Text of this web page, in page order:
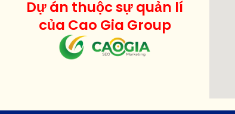
Dự án thuộc sự quản lí
của Cao Gia Group